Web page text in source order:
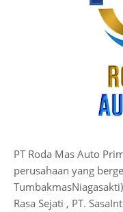
PT Roda Mas Auto
perusahaan yang
Rasa Sejati , PT.